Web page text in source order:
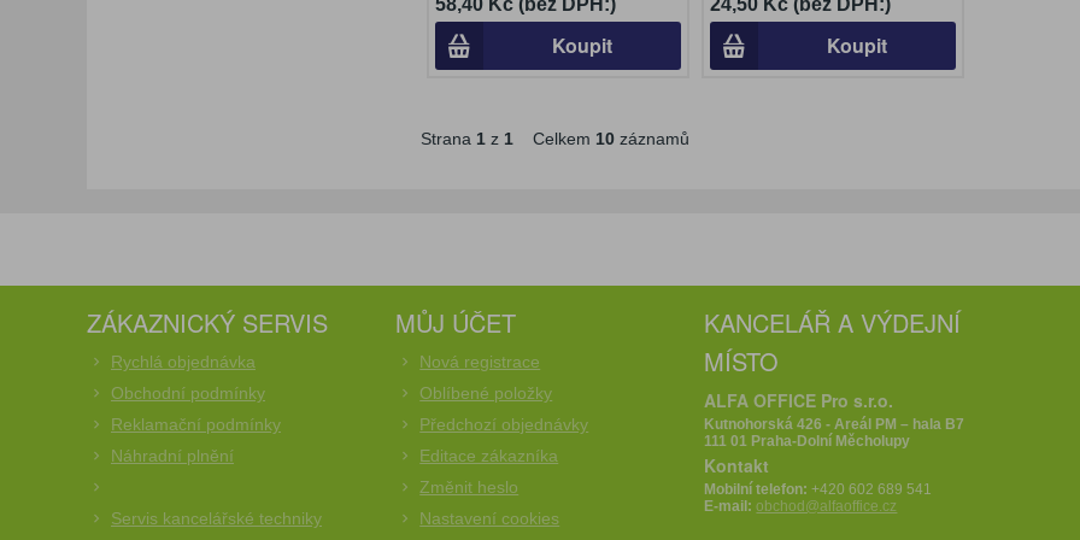
58,40 Kč (bez DPH:)
Koupit
24,50 Kč (bez DPH:)
Koupit
Strana 1z 1Celkem 10záznamů
ZÁKAZNICKÝ SERVIS
Rychlá objednávka
Obchodní podmínky
Reklamační podmínky
Náhradní plnění
Servis kancelářské techniky
MŮJ ÚČET
Nová registrace
Oblíbené položky
Předchozí objednávky
Editace zákazníka
Změnit heslo
Nastavení cookies
KANCELÁŘ A VÝDEJNÍ
MÍSTO
ALFA OFFICE Pro s.r.o.
Kutnohorská 426 - Areál PM – hala B7
111 01 Praha-Dolní Měcholupy
Kontakt
Mobilní telefon:+420 602 689 541
E-mail:obchod@alfaoffice.cz